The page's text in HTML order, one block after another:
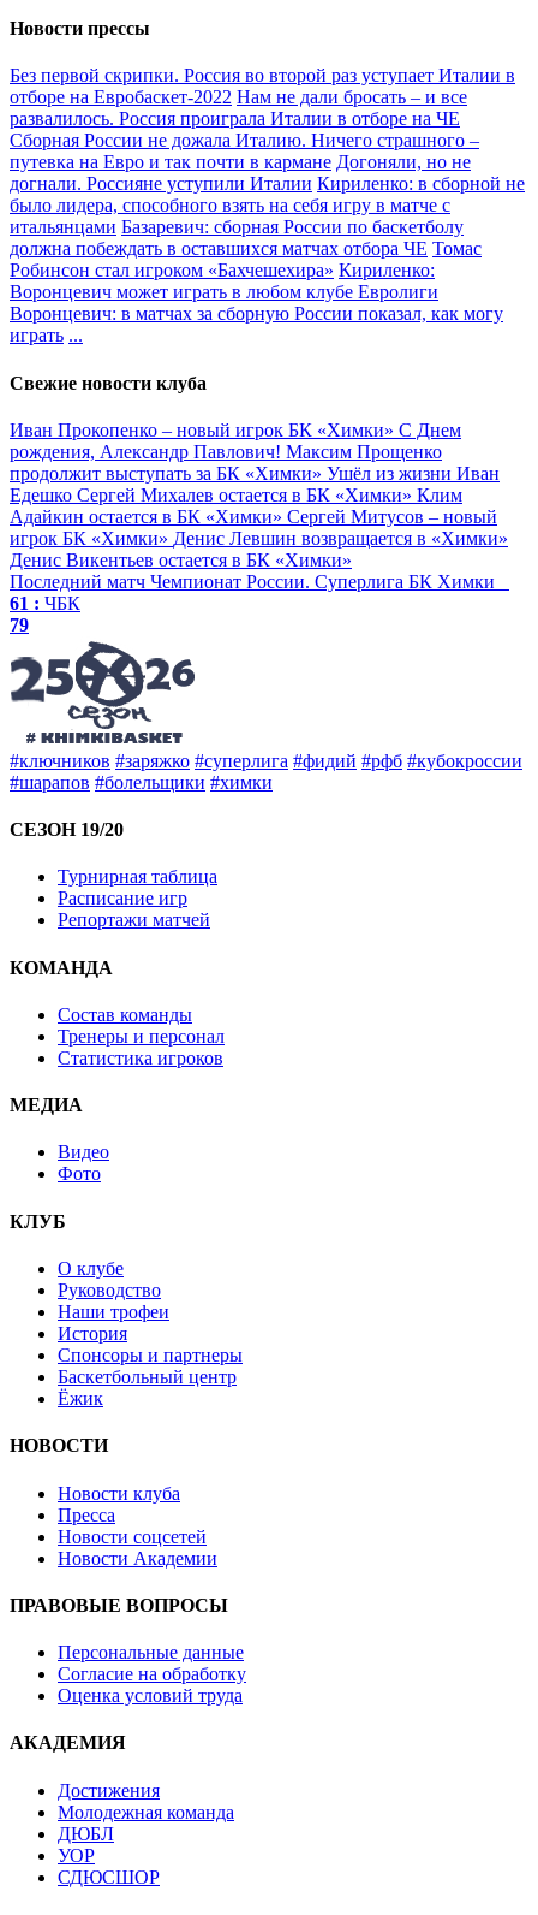
Новости прессы
Без первой скрипки. Россия во второй раз уступает Италии в
отборе на Евробаскет-2022 Нам не дали бросать – и все
развалилось. Россия проиграла Италии в отборе на ЧЕ
Сборная России не дожала Италию. Ничего страшного –
путевка на Евро и так почти в кармане Догоняли, но не
догнали. Россияне уступили Италии Кириленко: в сборной не
было лидера, способного взять на себя игру в матче с
итальянцами Базаревич: сборная России по баскетболу
должна побеждать в оставшихся матчах отбора ЧЕ Томас
Робинсон стал игроком «Бахчешехира» Кириленко:
Воронцевич может играть в любом клубе Евролиги
Воронцевич: в матчах за сборную России показал, как могу
играть ...
Свежие новости клуба
Иван Прокопенко – новый игрок БК «Химки» С Днем
рождения, Александр Павлович! Максим Прощенко
продолжит выступать за БК «Химки» Ушёл из жизни Иван
Едешко Сергей Михалев остается в БК «Химки» Клим
Адайкин остается в БК «Химки» Сергей Митусов – новый
игрок БК «Химки» Денис Левшин возвращается в «Химки»
Денис Викентьев остается в БК «Химки»
Последний матч Чемпионат России. Суперлига БК Химки
61 : ЧБК
79
#ключников #заряжко #суперлига #фидий #рфб #кубокроссии
#шарапов #болельщики #химки
СЕЗОН 19/20
Турнирная таблица
Расписание игр
Репортажи матчей
КОМАНДА
Состав команды
Тренеры и персонал
Статистика игроков
МЕДИА
Видео
Фото
КЛУБ
О клубе
Руководство
Наши трофеи
История
Спонсоры и партнеры
Баскетбольный центр
Ёжик
НОВОСТИ
Новости клуба
Пресса
Новости соцсетей
Новости Академии
ПРАВОВЫЕ ВОПРОСЫ
Персональные данные
Согласие на обработку
Оценка условий труда
АКАДЕМИЯ
Достижения
Молодежная команда
ДЮБЛ
УОР
СДЮСШОР